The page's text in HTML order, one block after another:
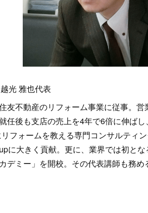
光 雅也代表
友不動産のリフォーム事業に従事。営
任後も支店の売上を4年で6倍に伸ば
フォームを教える専門コンサルティ
に大きく貢献。更に、業界では初と
デミー」を開校。その代表講師も務め